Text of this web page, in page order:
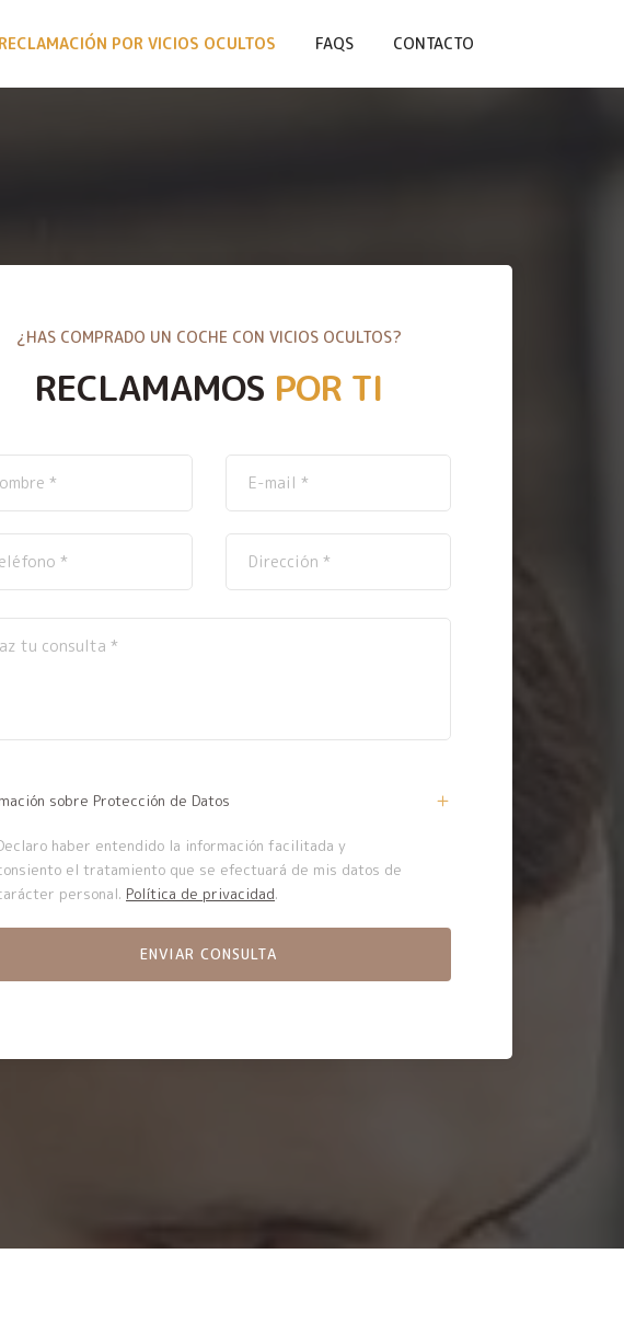
RECLAMACIÓN POR VICIOS OCULTOS FAQS CONTACTO
¿HAS COMPRADO UN COCHE CON VICIOS OCULTOS?
RECLAMAMOS POR TI
sobre Protección de Datos
haber entendido la información facilitada y
el tratamiento que se efectuará de mis datos de
personal. Política de privacidad.